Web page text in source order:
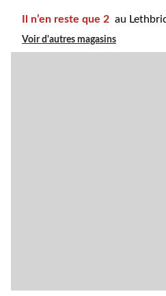
Il n’en reste que 2 au
Voir d'autres magasins